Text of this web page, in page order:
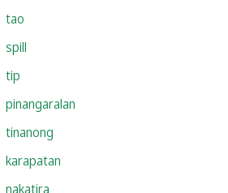
tao
spill
tip
pinangaralan
tinanong
karapatan
nakatira